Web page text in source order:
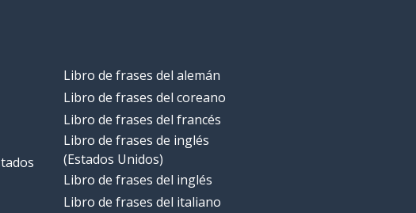
Libro de frases del alemán
Libro de frases del coreano
Libro de frases del francés
Libro de frases de inglés
(Estados Unidos)
Libro de frases del inglés
Libro de frases del italiano